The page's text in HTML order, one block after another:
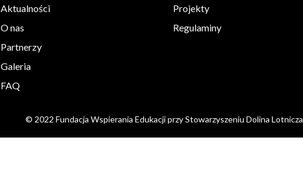
Aktualności
O nas
Partnerzy
Galeria
FAQ
Projekty
Regulaminy
© 2022 Fundacja Wspierania Edukacji przy Stowarzyszeniu Dolina Lotnicza